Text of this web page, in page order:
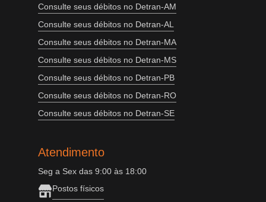
Consulte seus débitos no Detran-AM
Consulte seus débitos no Detran-AL
Consulte seus débitos no Detran-MA
Consulte seus débitos no Detran-MS
Consulte seus débitos no Detran-PB
Consulte seus débitos no Detran-RO
Consulte seus débitos no Detran-SE
Atendimento
Seg a Sex das 9:00 às 18:00
Postos físicos